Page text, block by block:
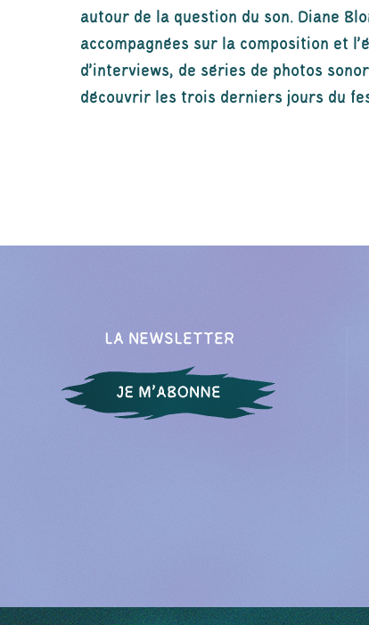
autour de la question du son. Diane
accompagnées sur la composition et
d'interviews, de séries de photos
découvrir les trois derniers jours du
LA NEWSLETTER